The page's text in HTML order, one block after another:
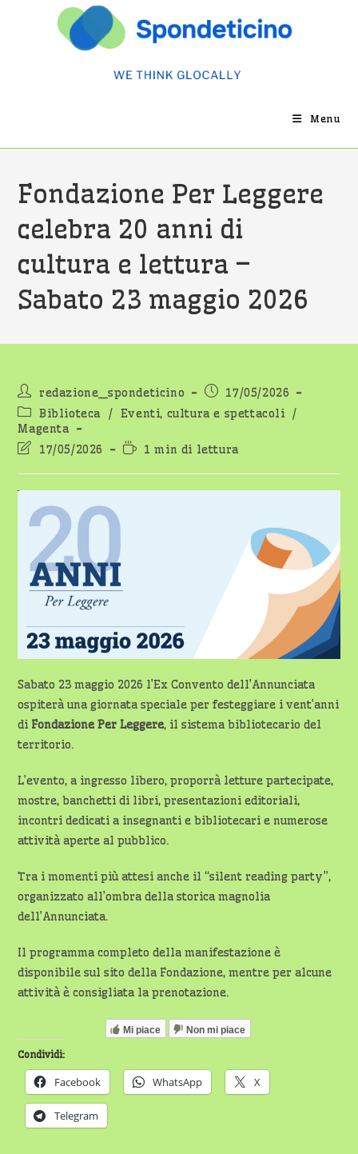
Menu
Fondazione Per Leggere
celebra 20 anni di
cultura e lettura –
Sabato 23 maggio 2026
Autore
dell'articolo:
redazione_spondeticino
Articolo
17/05/2026
Categoria
dell'articolo:
Biblioteca / Eventi, cultura e spettacoli /
Magenta
Ultima
dell'articolo:
17/05/2026
Tempo
lettura:
1 min di lettura
Sabato 23 maggio 2026 l’Ex Convento dell’Annunciata
ospiterà una giornata speciale per festeggiare i vent’anni
di Fondazione Per Leggere, il sistema bibliotecario del
territorio.
L’evento, a ingresso libero, proporrà letture partecipate,
mostre, banchetti di libri, presentazioni editoriali,
incontri dedicati a insegnanti e bibliotecari e numerose
attività aperte al pubblico.
Tra i momenti più attesi anche il “silent reading party”,
organizzato all’ombra della storica magnolia
dell’Annunciata.
Il programma completo della manifestazione è
disponibile sul sito della Fondazione, mentre per alcune
attività è consigliata la prenotazione.
Mi piace Non mi piace
Condividi:
Facebook WhatsApp X
Telegram